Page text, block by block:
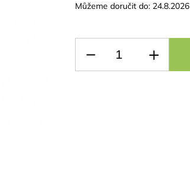
Můžeme doručit do: 24.8.2026